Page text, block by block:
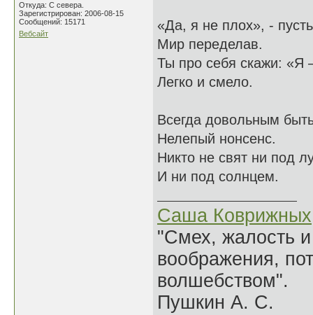
Откуда: С севера.
Зарегистрирован: 2006-08-15
Сообщений: 15171
Вебсайт
«Да, я не плох», -
Мир переделав.
Ты про себя скажи: «Я
Легко и смело.
Всегда довольным
Нелепый нонсенс.
Никто не свят ни под
И ни под солнцем.
Саша Коврижных
"Смех, жалость
воображения,
волшебством".
Пушкин А. С.